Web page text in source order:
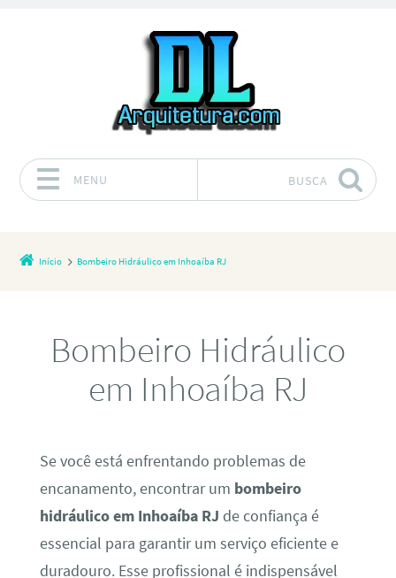
MENU BUSCA
Início Bombeiro Hidráulico em Inhoaíba RJ
Bombeiro Hidráulico
em Inhoaíba RJ
Se você está enfrentando problemas de
encanamento, encontrar um bombeiro
hidráulico em Inhoaíba RJ de confiança é
essencial para garantir um serviço eficiente e
duradouro. Esse profissional é indispensável